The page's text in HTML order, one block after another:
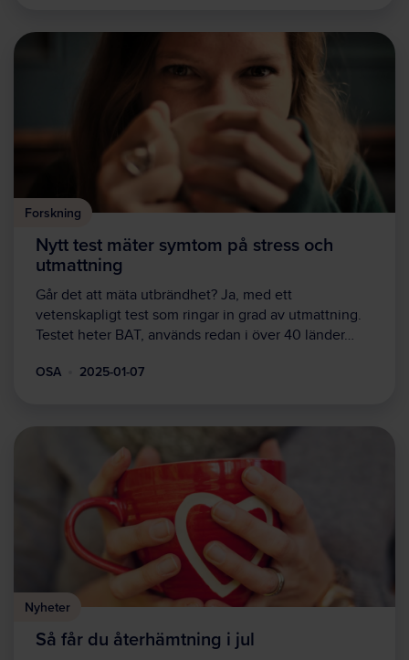
Forskning
Nytt test mäter symtom på stress och
utmattning
Går det att mäta utbrändhet? Ja, med ett
vetenskapligt test som ringar in grad av utmattning.
Testet heter BAT, används redan i över 40 länder…
OSA 2025-01-07
Nyheter
Så får du återhämtning i jul